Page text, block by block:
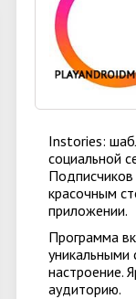
Instories:
социальной
красочным
приложении.
Программа
настроение.
аудиторию.